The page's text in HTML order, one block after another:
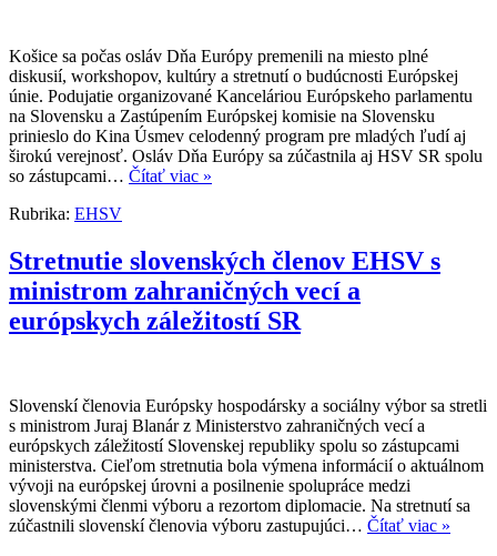
Košice sa počas osláv Dňa Európy premenili na miesto plné
diskusií, workshopov, kultúry a stretnutí o budúcnosti Európskej
únie. Podujatie organizované Kanceláriou Európskeho parlamentu
na Slovensku a Zastúpením Európskej komisie na Slovensku
prinieslo do Kina Úsmev celodenný program pre mladých ľudí aj
širokú verejnosť. Osláv Dňa Európy sa zúčastnila aj HSV SR spolu
so zástupcami… Čítať viac »
Rubrika: EHSV
Stretnutie slovenských členov EHSV s
ministrom zahraničných vecí a
európskych záležitostí SR
Slovenskí členovia Európsky hospodársky a sociálny výbor sa stretli
s ministrom Juraj Blanár z Ministerstvo zahraničných vecí a
európskych záležitostí Slovenskej republiky spolu so zástupcami
ministerstva. Cieľom stretnutia bola výmena informácií o aktuálnom
vývoji na európskej úrovni a posilnenie spolupráce medzi
slovenskými členmi výboru a rezortom diplomacie. Na stretnutí sa
zúčastnili slovenskí členovia výboru zastupujúci… Čítať viac »